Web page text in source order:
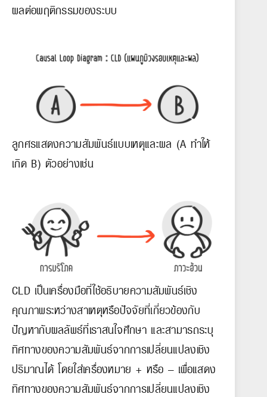
ผลต่อพฤติกรรมของระบบ
ลูกศรแสดงความสัมพันธ์แบบเหตุและผล (A ทำให้
เกิด B) ตัวอย่างเช่น
CLD เป็นเครื่องมือที่ใช้อธิบายความสัมพันธ์เชิง
คุณภาพระหว่างสาเหตุหรือปัจจัยที่เกี่ยวข้องกับ
ปัญหากับผลลัพธ์ที่เราสนใจศึกษา และสามารถระบุ
ทิศทางของความสัมพันธ์จากการเปลี่ยนแปลงเชิง
ปริมาณได้ โดยใส่เครื่องหมาย + หรือ – เพื่อแสดง
ทิศทางของความสัมพันธ์จากการเปลี่ยนแปลงเชิง